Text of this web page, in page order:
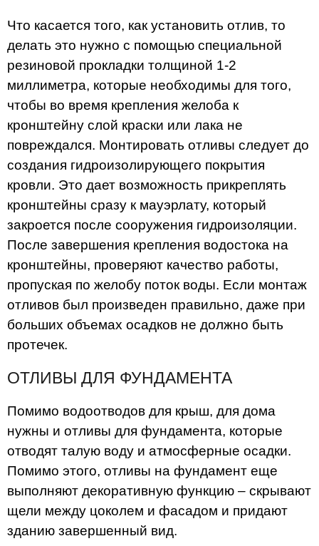
Что касается того, как установить отлив, то
делать это нужно с помощью специальной
резиновой прокладки толщиной 1-2
миллиметра, которые необходимы для того,
чтобы во время крепления желоба к
кронштейну слой краски или лака не
повреждался. Монтировать отливы следует до
создания гидроизолирующего покрытия
кровли. Это дает возможность прикреплять
кронштейны сразу к мауэрлату, который
закроется после сооружения гидроизоляции.
После завершения крепления водостока на
кронштейны, проверяют качество работы,
пропуская по желобу поток воды. Если монтаж
отливов был произведен правильно, даже при
больших объемах осадков не должно быть
протечек.
ОТЛИВЫ ДЛЯ ФУНДАМЕНТА
Помимо водоотводов для крыш, для дома
нужны и отливы для фундамента, которые
отводят талую воду и атмосферные осадки.
Помимо этого, отливы на фундамент еще
выполняют декоративную функцию – скрывают
щели между цоколем и фасадом и придают
зданию завершенный вид.